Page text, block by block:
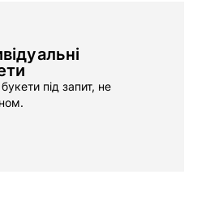
букети під запит, не